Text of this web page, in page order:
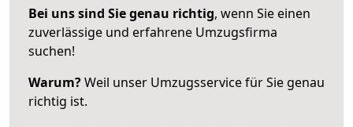
Bei uns sind Sie genau richtig, wenn Sie einen
zuverlässige und erfahrene Umzugsfirma
suchen!
Warum?Weil unser Umzugsservice für Sie genau
richtig ist.